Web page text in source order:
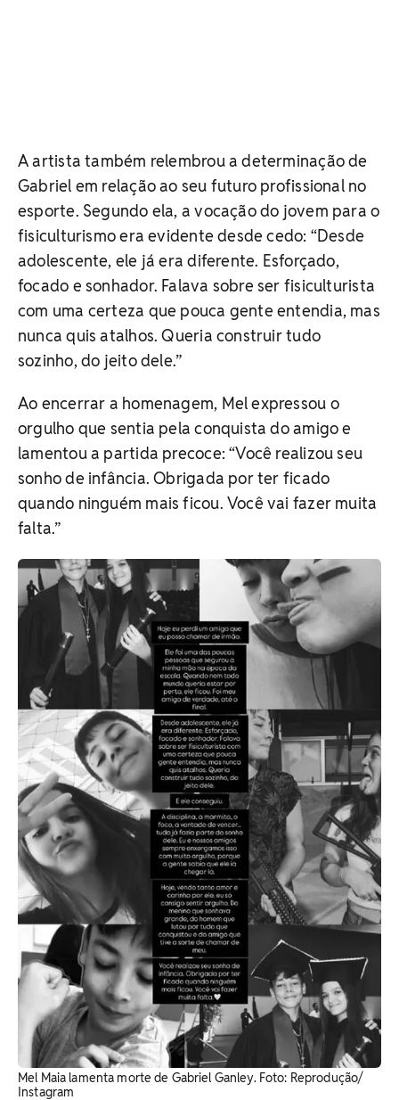
A artista também relembrou a determinação de
Gabriel em relação ao seu futuro profissional no
esporte. Segundo ela, a vocação do jovem para o
fisiculturismo era evidente desde cedo: “Desde
adolescente, ele já era diferente. Esforçado,
focado e sonhador. Falava sobre ser fisiculturista
com uma certeza que pouca gente entendia, mas
nunca quis atalhos. Queria construir tudo
sozinho, do jeito dele.”
Ao encerrar a homenagem, Mel expressou o
orgulho que sentia pela conquista do amigo e
lamentou a partida precoce: “Você realizou seu
sonho de infância. Obrigada por ter ficado
quando ninguém mais ficou. Você vai fazer muita
falta.”
Mel Maia lamenta morte de Gabriel Ganley. Foto: Reprodução/
Instagram